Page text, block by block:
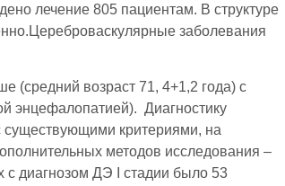
лечение 805 пациентам. В структуре
заболевания
(средний возраст 71, 4+1,2 года) с
энцефалопатией). Диагностику
существующими критериями, на
методов исследования –
с диагнозом ДЭ I стадии было 53